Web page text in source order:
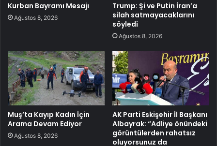
Kurban Bayramı Mesajı
Ağustos 8, 2026
Trump: Şi ve Putin İran’a
silah satmayacaklarını
söyledi
Ağustos 8, 2026
Muş’ta Kayıp Kadın İçin
Arama Devam Ediyor
Ağustos 8, 2026
AK Parti Eskişehir İl Başkanı
Albayrak: “Adliye önündeki
görüntülerden rahatsız
oluyorsunuz da